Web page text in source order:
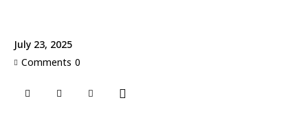
July 23, 2025
Comments 0